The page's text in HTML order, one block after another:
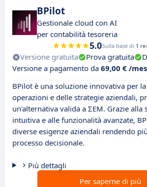
BPilot
Gestionale cloud con AI
per contabilità tesoreria
5.0Sulla base di 1
Versione gratuita Prova gratuita
Versione a pagamento da 69,00 € /
BPilot è una soluzione innovativa per
operazioni e delle strategie aziendali,
un'alternativa valida a ΣEM. Grazie alla
intuitiva e alle funzionalità avanzate,
diverse esigenze aziendali rendendo
processo decisionale.
Più dettagli
Per saperne di più